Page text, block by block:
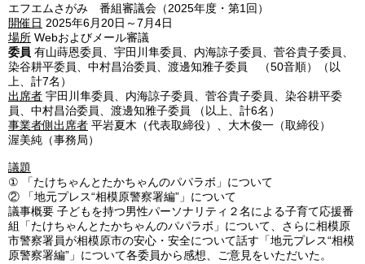
エフエムさがみ 番組審議会（2025年度・第1回）
開催日 2025年6月20日～7月4日
場所 Webおよびメール審議
委員 有山蒔恩委員、宇田川隼委員、内海諒子委員、菅谷貴子委員、
染谷耕平委員、中村昌治委員、渡邊知雅子委員 （50音順）（以
上、計7名）
出席者 宇田川隼委員、内海諒子委員、菅谷貴子委員、染谷耕平委
員、中村昌治委員、渡邊知雅子委員 （以上、計6名）
事業者側出席者 平岩夏木（代表取締役）、大木俊一（取締役）
渥美純（事務局）
議題
①
「たけちゃんとたかちゃんのパパラボ」について
②
「地元プレス“相模原警察署編”」について
議事概要 子どもを持つ男性パーソナリティ２名による子育て応援番
組「たけちゃんとたかちゃんのパパラボ」について、さらに相模原
市警察署員が相模原市の安心・安全について話す「地元プレス“相模
原警察署編”」について各委員から感想、ご意見をいただいた。